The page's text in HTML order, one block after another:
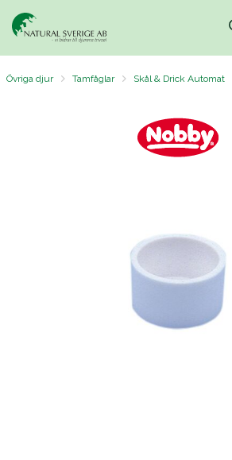
Övriga djur Tamfåglar Skål & Drick Automat